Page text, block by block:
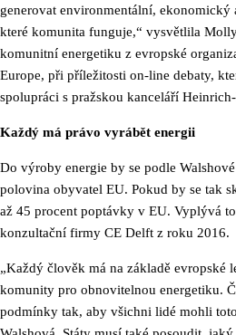
generovat environmentální, ekonomický
které komunita funguje,“ vysvětlila
komunitní energetiku z evropské
Europe, při příležitosti on-line debaty,
spolupráci s pražskou kanceláří
Každý má právo vyrábět energii
Do výroby energie by se podle
polovina obyvatel EU. Pokud by se tak
až 45 procent poptávky v EU. Vyplývá
konzultační firmy CE Delft z roku 2016.
„Každý člověk má na základě evropské
komunity pro obnovitelnou energetiku.
podmínky tak, aby všichni lidé mohli